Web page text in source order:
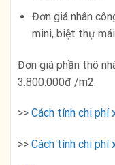
Đơn giá nhân
mini, biệt thự
Đơn giá phần thô
3.800.000đ /m2.
>> Cách tính chi phí
>> Cách tính chi phí